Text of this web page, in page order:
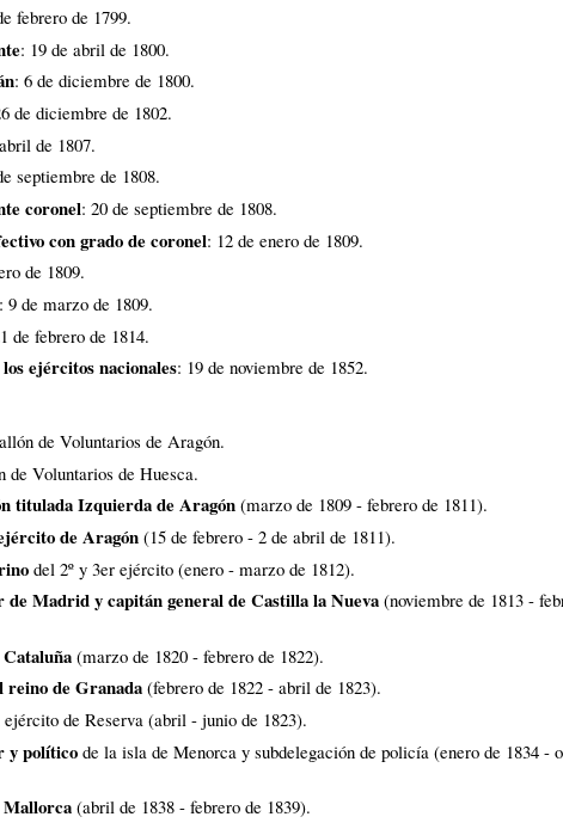
febrero de 1799.
: 19 de abril de 1800.
: 6 de diciembre de 1800.
de diciembre de 1802.
de 1807.
septiembre de 1808.
coronel: 20 de septiembre de 1808.
con grado de coronel: 12 de enero de 1809.
de 1809.
: 9 de marzo de 1809.
de febrero de 1814.
ejércitos nacionales: 19 de noviembre de 1852.
de Voluntarios de Aragón.
de Voluntarios de Huesca.
titulada Izquierda de Aragón (marzo de 1809 - febrero de 1811).
de Aragón(15 de febrero - 2 de abril de 1811).
del 2º y 3er ejército (enero - marzo de 1812).
Madrid y capitán general de Castilla la Nueva (noviembre de 1813 -
(marzo de 1820 - febrero de 1822).
reino de Granada (febrero de 1822 - abril de 1823).
ejército de Reserva (abril - junio de 1823).
y político de la isla de Menorca y subdelegación de policía (enero de 1834 -
Mallorca(abril de 1838 - febrero de 1839).